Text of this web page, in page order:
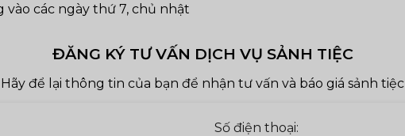
vào các ngày thứ 7, chủ nhật
ĐĂNG KÝ TƯ VẤN DỊCH VỤ SẢNH TIỆC
Hãy để lại thông tin của bạn để nhận tư vấn và báo giá sảnh tiệc
Số điện thoại: